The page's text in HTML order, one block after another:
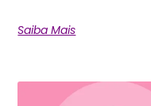
Saiba Mais